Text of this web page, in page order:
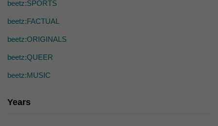
beetz:SPORTS
beetz:FACTUAL
beetz:ORIGINALS
beetz:QUEER
beetz:MUSIC
Years
die einwandfreie Funktion der Website erforderlich.
Externe Medien (7)
standardmäßig blockiert. Wenn Cookies von externen Medien akzeptiert
mehr.
powered by Borlabs Cookie